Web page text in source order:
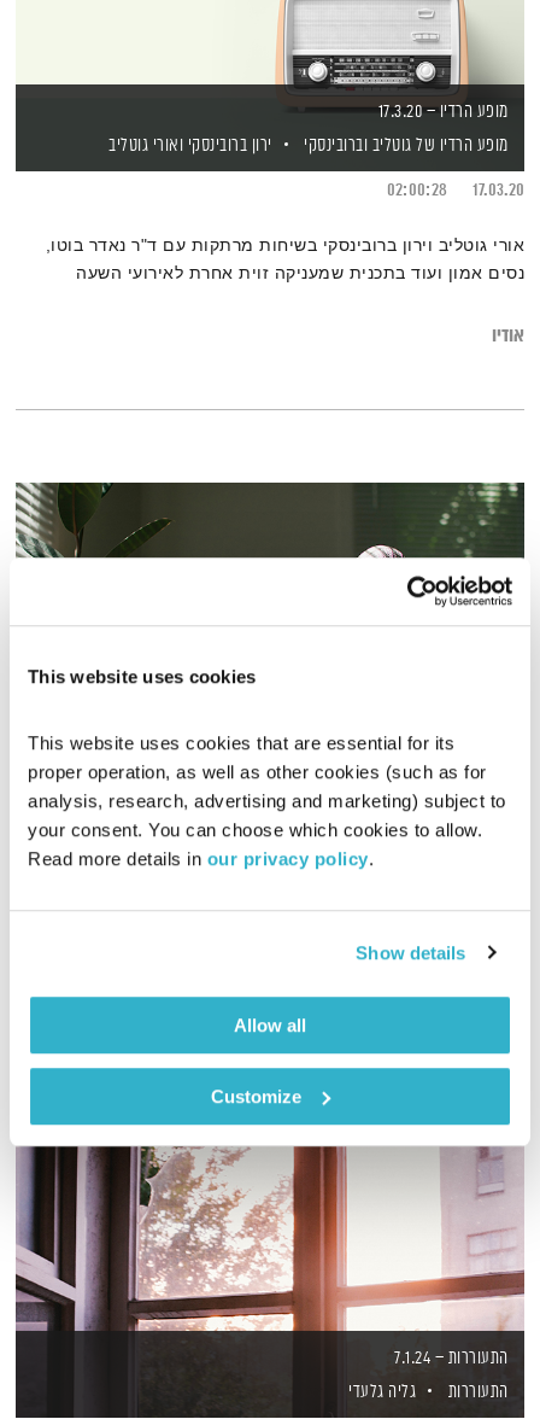
This website uses cookies
This website uses cookies that are essential for its
proper operation, as well as other cookies (such as for
analysis, research, advertising and marketing) subject to
your consent. You can choose which cookies to allow.
Read more details in our privacy policy.
Show details
Allow all
Customize
מופע הרדיו – 17.3.20
מופע הרדיו של גוטליב וברובינסקי
ירון ברובינסקי ואורי גוטליב
17.03.20
02:00:28
אורי גוטליב וירון ברובינסקי בשיחות מרתקות עם ד"ר נאדר בוטו,
נסים אמון ועוד בתכנית שמעניקה זוית אחרת לאירועי השעה
אודיו
כל יום מחדש
אמיר פרי
14.01.20
00:58:48
התעוררות – 7.1.24
התעוררות
גליה גלעדי